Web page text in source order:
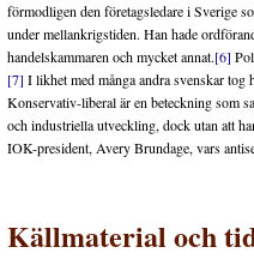
förmodligen den företagsledare i Sverige
under mellankrigstiden. Han hade
handelskammaren och mycket annat.[6]
[7] I likhet med många andra svenskar
Konservativ-liberal är en beteckning som
och industriella utveckling, dock utan att
IOK-president, Avery Brundage, vars
Källmaterial och